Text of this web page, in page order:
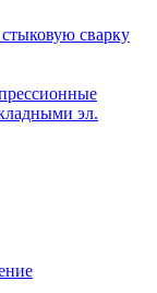
сварку
эл.